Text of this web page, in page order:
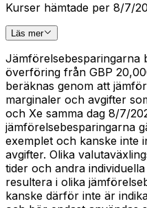
Kurser hämtade per 8/7/
Läs mer
Jämförelsebesparingarna
överföring från GBP
beräknas genom att
marginaler och avgifter
och Xe samma dag 8/7/
jämförelsebesparingarna
exemplet och kanske inte
avgifter. Olika
tider och andra
resultera i olika
kanske därför inte är